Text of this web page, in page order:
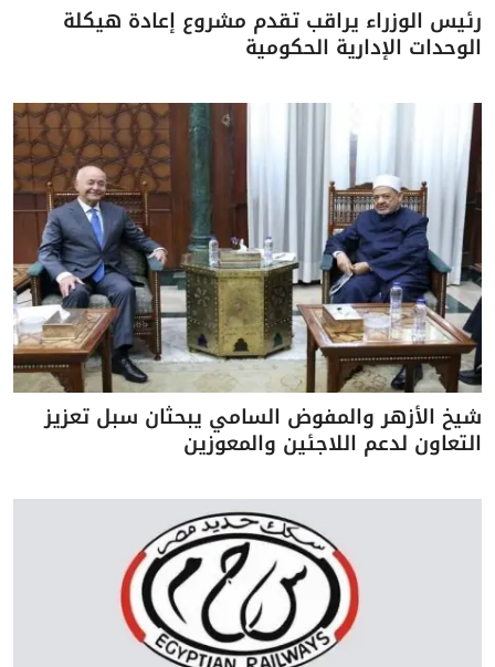
رئيس الوزراء يراقب تقدم مشروع إعادة هيكلة
الوحدات الإدارية الحكومية
شيخ الأزهر والمفوض السامي يبحثان سبل تعزيز
التعاون لدعم اللاجئين والمعوزين